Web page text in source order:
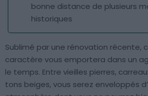
bonne distance de plusieurs
historiques
Sublimé par une rénovation récente,
caractère vous emportera dans un
le temps. Entre vieilles pierres,
tons beiges, vous serez enveloppés